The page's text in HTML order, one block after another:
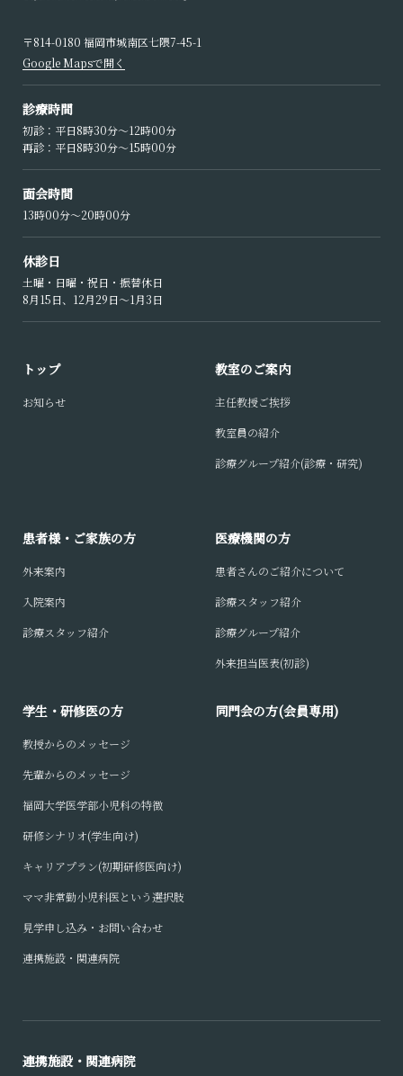
〒814-0180 福岡市城南区七隈7-45-1
Google Mapsで開く
診療時間
初診：平日8時30分〜12時00分
再診：平日8時30分〜15時00分
面会時間
13時00分〜20時00分
休診日
土曜・日曜・祝日・振替休日
8月15日、12月29日〜1月3日
トップ
お知らせ
教室のご案内
主任教授ご挨拶
教室員の紹介
診療グループ紹介(診療・研究)
患者様・ご家族の方
外来案内
入院案内
診療スタッフ紹介
医療機関の方
患者さんのご紹介について
診療スタッフ紹介
診療グループ紹介
外来担当医表(初診)
学生・研修医の方
教授からのメッセージ
先輩からのメッセージ
福岡大学医学部小児科の特徴
研修シナリオ(学生向け)
キャリアプラン(初期研修医向け)
ママ非常勤小児科医という選択肢
見学申し込み・お問い合わせ
連携施設・関連病院
同門会の方(会員専用)
連携施設・関連病院